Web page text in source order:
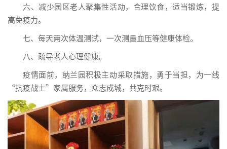
六、减少园区老人聚集性活动，合理饮食，适当锻炼，提
高免疫力。
七、每天两次体温测试，一次测量血压等健康体检。
八、疏导老人心理健康。
疫情面前，纳兰园积极主动采取措施，勇于当担，为一线
“抗疫战士”家属服务，众志成城，共克时艰。